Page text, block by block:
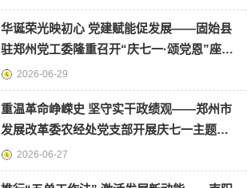
华诞荣光映初心 党建赋能促发展——固始县
驻郑州党工委隆重召开“庆七一·颂党恩”座谈
会暨 “两优一先”
2026-06-29
重温革命峥嵘史 坚守实干政绩观——郑州市
发展改革委农经处党支部开展庆七一主题党
日活动
2026-06-27